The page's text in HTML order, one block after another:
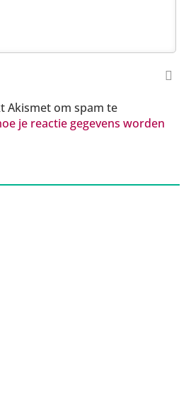
Akismet om spam te
je reactie gegevens worden